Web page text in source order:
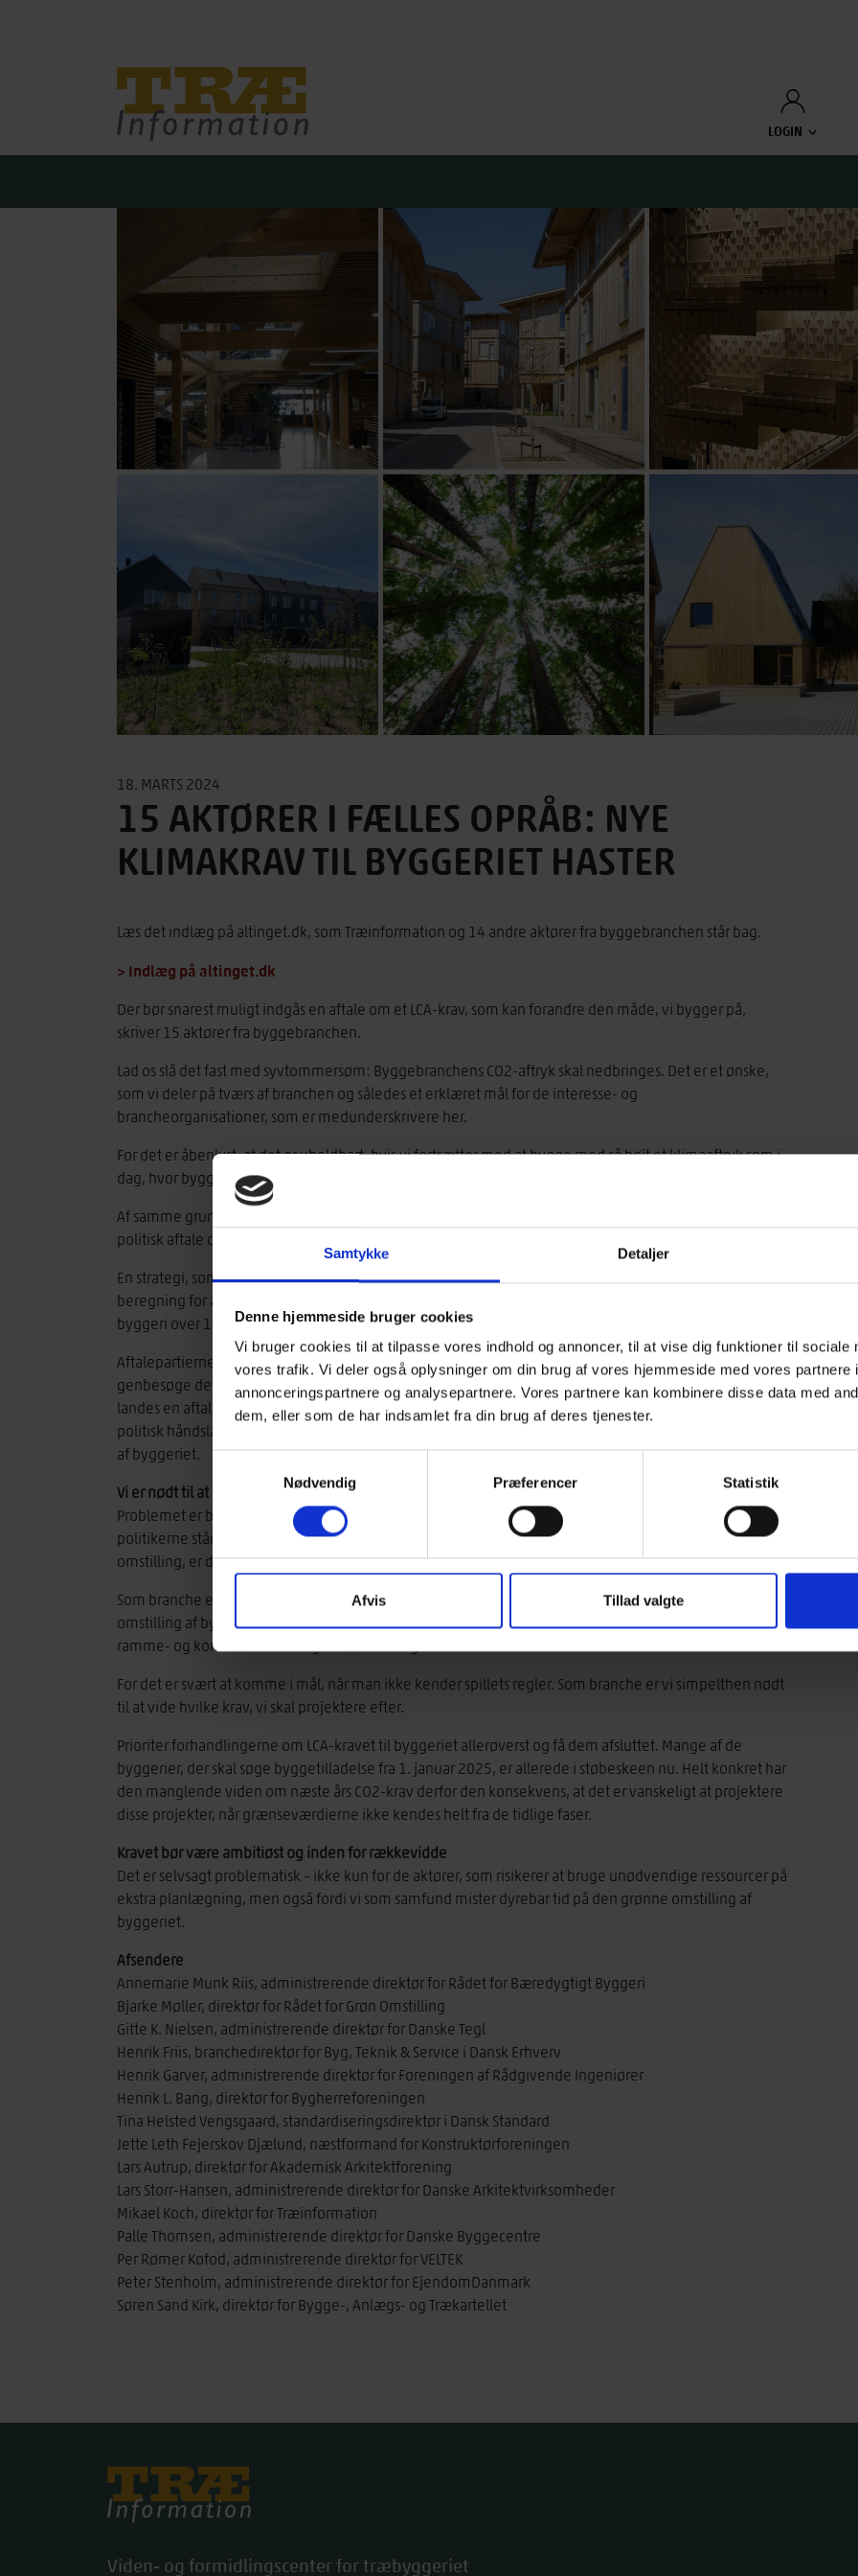
Samtykke Detaljer
Denne hjemmeside bruger cookies
Vi bruger cookies til at tilpasse vores indhold og annoncer, til at vise dig funktioner til sociale
vores trafik. Vi deler også oplysninger om din brug af vores hjemmeside med vores partnere
annonceringspartnere og analysepartnere. Vores partnere kan kombinere disse data med
dem, eller som de har indsamlet fra din brug af deres tjenester.
Nødvendig
Præferencer Statistik
Afvis Tillad valgte
LOGIN
18. MARTS 2024
15 AKTØRER I FÆLLES OPRÅB: NYE
KLIMAKRAV TIL BYGGERIET HASTER
Læs det indlæg på altinget.dk, som Træinformation og 14 andre aktører fra byggebranchen står bag.
> Indlæg på altinget.dk
Der bør snarest muligt indgås en aftale om et LCA-krav, som kan forandre den måde, vi bygger på,
skriver 15 aktører fra byggebranchen.
Lad os slå det fast med syvtommersøm: Byggebranchens CO2-aftryk skal nedbringes. Det er et ønske,
som vi deler på tværs af branchen og således et erklæret mål for de interesse- og
brancheorganisationer, som er medunderskrivere her.
For det er åbenlyst, at det er uholdbart, hvis vi fortsætter med at bygge med så højt et klimaaftryk som i
dag, hvor byggebranchen skønnes at stå for cirka 25 procent af det danske CO2-regnskab.
Af samme grund indgik den daværende S-regering og en bred række af Folketingets partier i 2021 en
politisk aftale om ’Den nationale strategi for bæredygtigt byggeri’.
En strategi, som beror på, at man i den politiske aftalekreds fra 1. januar 2023 fastlagde et krav om LCA-
beregning for al nybyggeri og et krav om en CO2-grænseværdi svarende til 12 kilo CO2-ækv/m2/år for
byggeri over 1.000 kvadratmeter.
Aftalepartierne var samtidig enige om, at de – i takt med at branchen og teknologien udvikler sig – ville
genbesøge dette krav, og de bandt således hinanden op på, at der inden udgangen af 2023 skulle
landes en aftale om nye og opdaterede LCA-krav, som skulle gælde fra 2025. En mekanisme og et
politisk håndslag, som er både fornuftig og nødvendig for at komme i mål med den grønne omstilling
af byggeriet.
Vi er nødt til at kende kravene, vi skal projektere efter
Problemet er bare, at vi i byggebranchen stadig venter på de nye klimakrav. For på trods af at
politikerne står overfor at skulle regulere en branche, som ønsker at tage ansvar for og del i den grønne
omstilling, er der endnu ikke landet en aftale om de nye LCA-krav, som skal træde i kraft om blot et år.
Som branche er vi frustrerede over processen. Vi ønsker alle at være medspillere i den grønne
omstilling af byggeriet, men vi mangler at få udstukket kursen fra politisk hold og dermed få fastlagt de
ramme- og konkurrencebetingelser, der skal gælde for os.
For det er svært at komme i mål, når man ikke kender spillets regler. Som branche er vi simpelthen nødt
til at vide hvilke krav, vi skal projektere efter.
Prioriter forhandlingerne om LCA-kravet til byggeriet allerøverst og få dem afsluttet. Mange af de
byggerier, der skal søge byggetilladelse fra 1. januar 2025, er allerede i støbeskeen nu. Helt konkret har
den manglende viden om næste års CO2-krav derfor den konsekvens, at det er vanskeligt at projektere
disse projekter, når grænseværdierne ikke kendes helt fra de tidlige faser.
Kravet bør være ambitiøst og inden for rækkevidde
Det er selvsagt problematisk – ikke kun for de aktører, som risikerer at bruge unødvendige ressourcer på
ekstra planlægning, men også fordi vi som samfund mister dyrebar tid på den grønne omstilling af
byggeriet.
Afsendere
Annemarie Munk Riis, administrerende direktør for Rådet for Bæredygtigt Byggeri
Bjarke Møller, direktør for Rådet for Grøn Omstilling
Gitte K. Nielsen, administrerende direktør for Danske Tegl
Henrik Friis, branchedirektør for Byg, Teknik & Service i Dansk Erhverv
Henrik Garver, administrerende direktør for Foreningen af Rådgivende Ingeniører
Henrik L. Bang, direktør for Bygherreforeningen
Tina Helsted Vengsgaard, standardiseringsdirektør i Dansk Standard
Jette Leth Fejerskov Djælund, næstformand for Konstruktørforeningen
Lars Autrup, direktør for Akademisk Arkitektforening
Lars Storr-Hansen, administrerende direktør for Danske Arkitektvirksomheder
Mikael Koch, direktør for Træinformation
Palle Thomsen, administrerende direktør for Danske Byggecentre
Per Rømer Kofod, administrerende direktør for VELTEK
Peter Stenholm, administrerende direktør for EjendomDanmark
Søren Sand Kirk, direktør for Bygge-, Anlægs- og Trækartellet
Viden- og formidlingscenter for træbyggeriet